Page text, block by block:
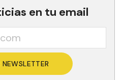
en tu email
NEWSLETTER